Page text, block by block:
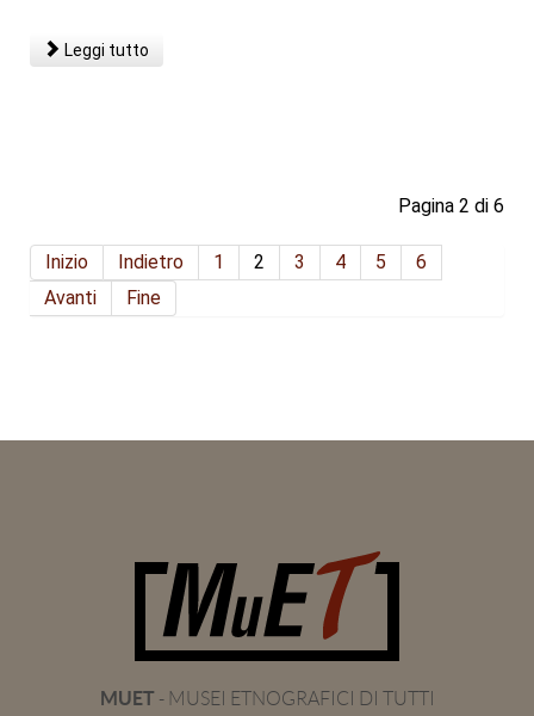
Leggi tutto
Pagina 2 di 6
Inizio Indietro 1 2 3 4 5
6
Avanti
Fine
MUET - MUSEI ETNOGRAFICI DI TUTTI